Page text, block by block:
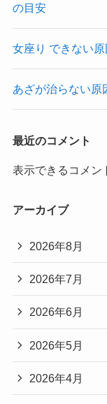
の目安
女座り できない
あざが治らない原
最近のコメント
表示できるコメン
アーカイブ
2026年8月
2026年7月
2026年6月
2026年5月
2026年4月